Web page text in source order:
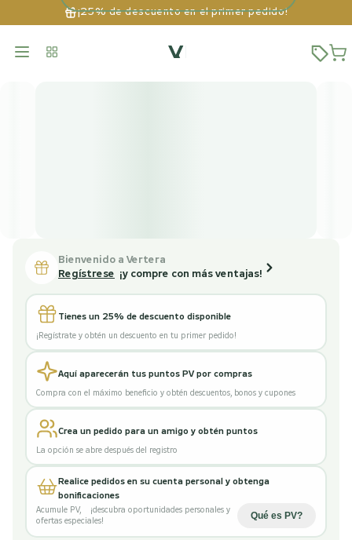
¡25% de descuento en el primer pedido!
Bienvenido a Vertera
Regístrese ¡y compre con más ventajas!
Tienes un 25% de descuento disponible
¡Regístrate y obtén un descuento en tu primer pedido!
Aquí aparecerán tus puntos PV por compras
Compra con el máximo beneficio y obtén descuentos, bonos y cupones
Crea un pedido para un amigo y obtén puntos
La opción se abre después del registro
Realice pedidos en su cuenta personal y obtenga
bonificaciones
Acumule PV,
¡descubra oportunidades personales y
ofertas especiales!
Qué es PV?